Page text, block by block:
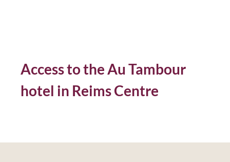
Access to the Au Tambour
hotel in Reims Centre